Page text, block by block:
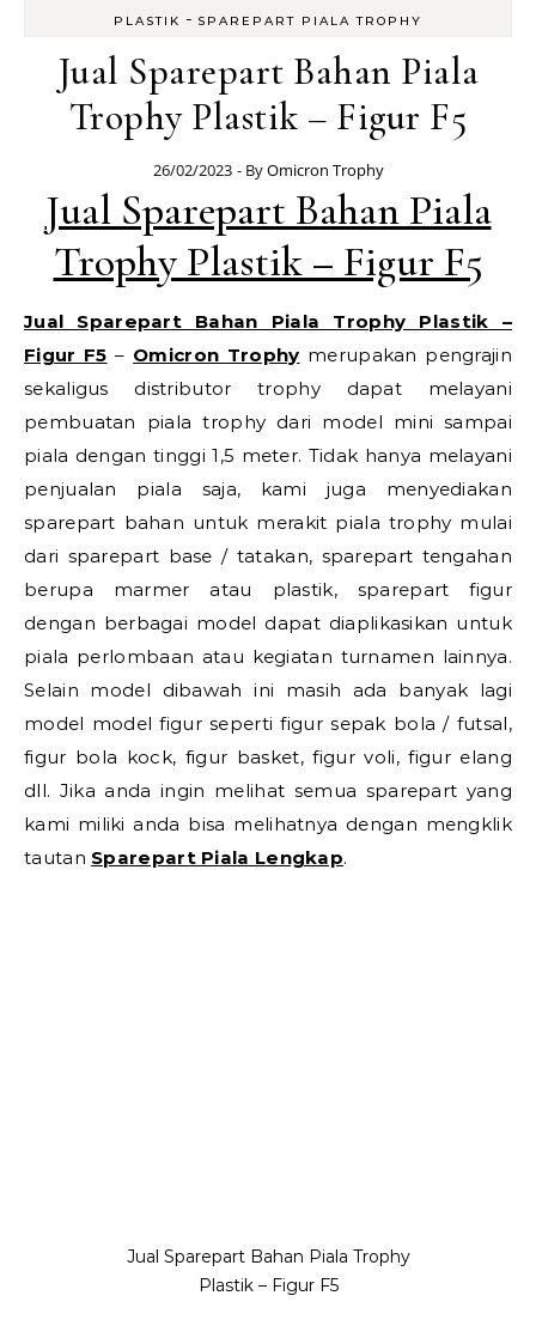
PLASTIK - SPAREPART PIALA TROPHY
Jual Sparepart Bahan Piala
Trophy Plastik – Figur F5
26/02/2023 - ByOmicron Trophy
Jual Sparepart Bahan Piala
Trophy Plastik – Figur F5
Jual Sparepart Bahan Piala Trophy Plastik –
Figur F5 – Omicron Trophy merupakan pengrajin
sekaligus distributor trophy dapat melayani
pembuatan piala trophy dari model mini sampai
piala dengan tinggi 1,5 meter. Tidak hanya melayani
penjualan piala saja, kami juga menyediakan
sparepart bahan untuk merakit piala trophy mulai
dari sparepart base / tatakan, sparepart tengahan
berupa marmer atau plastik, sparepart figur
dengan berbagai model dapat diaplikasikan untuk
piala perlombaan atau kegiatan turnamen lainnya.
Selain model dibawah ini masih ada banyak lagi
model model figur seperti figur sepak bola / futsal,
figur bola kock, figur basket, figur voli, figur elang
dll. Jika anda ingin melihat semua sparepart yang
kami miliki anda bisa melihatnya dengan mengklik
tautan Sparepart Piala Lengkap.
Jual Sparepart Bahan Piala Trophy
Plastik – Figur F5